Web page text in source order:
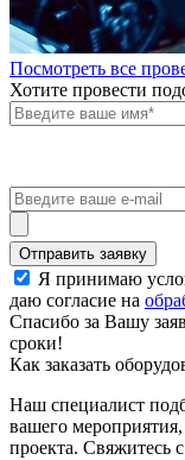
Посмотреть все
Хотите провести
Отправить заявку
Я принимаю
даю согласие на
Спасибо за Вашу
сроки!
Как заказать
Наш специалист
вашего мероприятия,
проекта. Свяжитесь